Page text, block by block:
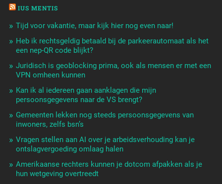
IUS MENTIS
Tijd voor vakantie, maar kijk hier nog even naar!
Heb ik rechtsgeldig betaald bij de parkeerautomaat als het
een nep-QR code blijkt?
Juridisch is geoblocking prima, ook als mensen er met een
VPN omheen kunnen
Kan ik al iedereen gaan aanklagen die mijn
persoonsgegevens naar de VS brengt?
Gemeenten lekken nog steeds persoonsgegevens van
inwoners, zelfs bsn’s
Vragen stellen aan AI over je arbeidsverhouding kan je
ontslagvergoeding omlaag halen
Amerikaanse rechters kunnen je dotcom afpakken als je
hun wetgeving overtreedt